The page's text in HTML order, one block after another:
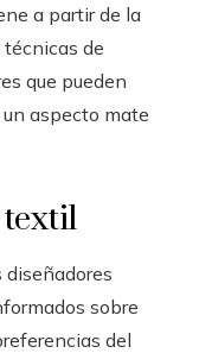
a partir de la
de
que pueden
aspecto mate
textil
diseñadores
sobre
del